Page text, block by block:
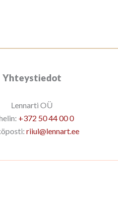
Yhteystiedot
Lennarti OÜ
+372 50 44 00 0
riiul@lennart.ee